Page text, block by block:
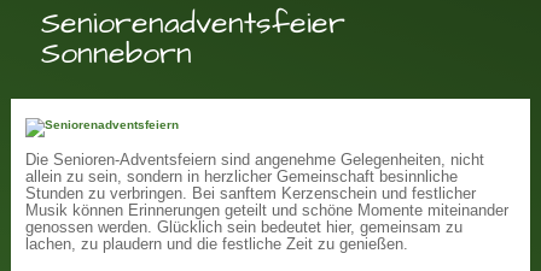
Seniorenadventsfeier
Sonneborn
Die Senioren-Adventsfeiern sind angenehme Gelegenheiten, nicht
allein zu sein, sondern in herzlicher Gemeinschaft besinnliche
Stunden zu verbringen. Bei sanftem Kerzenschein und festlicher
Musik können Erinnerungen geteilt und schöne Momente miteinander
genossen werden. Glücklich sein bedeutet hier, gemeinsam zu
lachen, zu plaudern und die festliche Zeit zu genießen.